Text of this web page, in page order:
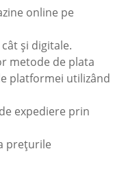
online pe
și digitale.
metode de plata
platformei utilizând
expediere prin
prețurile